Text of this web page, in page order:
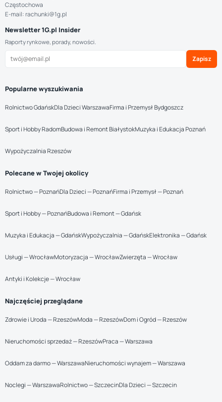
Częstochowa
E-mail: rachunki@1g.pl
Newsletter 1G.pl Insider
Raporty rynkowe, porady, nowości.
Zapisz
Popularne wyszukiwania
Rolnictwo GdańskDla Dzieci WarszawaFirma i Przemysł Bydgoszcz
Sport i Hobby RadomBudowa i Remont BiałystokMuzyka i Edukacja Poznań
Wypożyczalnia Rzeszów
Polecane w Twojej okolicy
Rolnictwo — PoznańDla Dzieci — PoznańFirma i Przemysł — Poznań
Sport i Hobby — PoznańBudowa i Remont — Gdańsk
Muzyka i Edukacja — GdańskWypożyczalnia — GdańskElektronika — Gdańsk
Usługi — WrocławMotoryzacja — WrocławZwierzęta — Wrocław
Antyki i Kolekcje — Wrocław
Najczęściej przeglądane
Zdrowie i Uroda — RzeszówModa — RzeszówDom i Ogród — Rzeszów
Nieruchomości sprzedaż — RzeszówPraca — Warszawa
Oddam za darmo — WarszawaNieruchomości wynajem — Warszawa
Noclegi — WarszawaRolnictwo — SzczecinDla Dzieci — Szczecin